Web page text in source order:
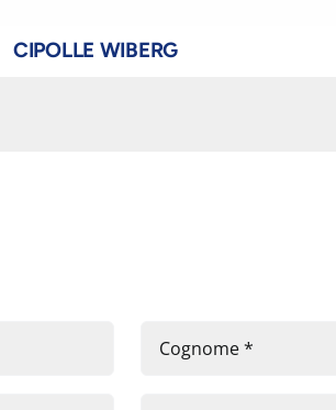
CIPOLLE WIBERG